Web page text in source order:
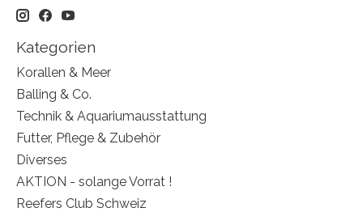
Kategorien
Korallen & Meer
Balling & Co.
Technik & Aquariumausstattung
Futter, Pflege & Zubehör
Diverses
AKTION - solange Vorrat !
Reefers Club Schweiz